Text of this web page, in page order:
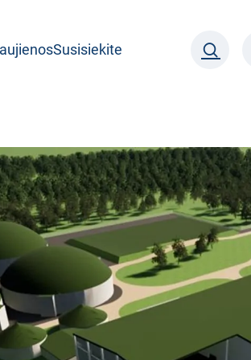
Susisiekite